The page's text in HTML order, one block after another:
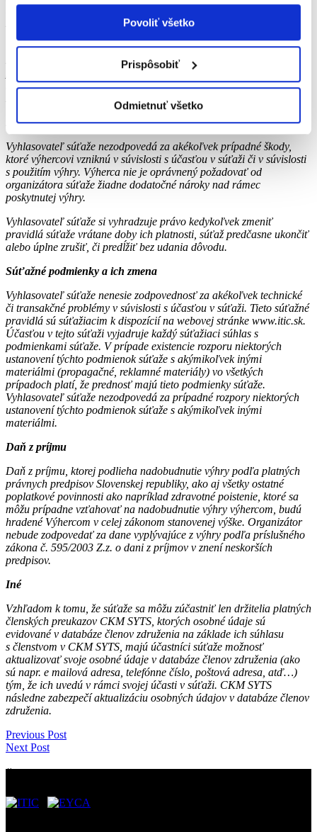
Povoliť všetko
Prispôsobiť
Odmietnuť všetko
ustanovenia § 845 Občianskeho zákonníka (zákon č. 40/1964 Zb. v
znení neskorších predpisov) nemožno vymáhať súdnou cestou.
Výhra je neprenosná a patrí výlučne výhercovi. V prípade
zaniknutia výhry alebo odmietnutia, zaniknutia nároku v dôsledku
porušenia pravidiel, žrebuje zástupca CKM SYTS náhradníka,
ktorému pripadne výhra. Výhercom sa nemôže stať zamestnanec
združenia CKM SYTS ani jeho rodinný príslušník.
Zodpovednosť vyhlasovateľa súťaže
Vyhlasovateľ súťaže nezodpovedá za akékoľvek prípadné škody,
ktoré výhercovi vzniknú v súvislosti s účasťou v súťaži či v súvislosti
s použitím výhry. Výherca nie je oprávnený požadovať od
organizátora súťaže žiadne dodatočné nároky nad rámec
poskytnutej výhry.
Vyhlasovateľ súťaže si vyhradzuje právo kedykoľvek zmeniť
pravidlá súťaže vrátane doby ich platnosti, súťaž predčasne ukončiť
alebo úplne zrušiť, či predĺžiť bez udania dôvodu.
Súťažné podmienky a ich zmena
Vyhlasovateľ súťaže nenesie zodpovednosť za akékoľvek technické
či transakčné problémy v súvislosti s účasťou v súťaži. Tieto súťažné
pravidlá sú súťažiacim k dispozícií na webovej stránke www.itic.sk.
Účasťou v tejto súťaži vyjadruje každý súťažiaci súhlas s
podmienkami súťaže. V prípade existencie rozporu niektorých
ustanovení týchto podmienok súťaže s akýmikoľvek inými
materiálmi (propagačné, reklamné materiály) vo všetkých
prípadoch platí, že prednosť majú tieto podmienky súťaže.
Vyhlasovateľ súťaže nezodpovedá za prípadné rozpory niektorých
ustanovení týchto podmienok súťaže s akýmikoľvek inými
materiálmi.
Daň z príjmu
Daň z príjmu, ktorej podlieha nadobudnutie výhry podľa platných
právnych predpisov Slovenskej republiky, ako aj všetky ostatné
poplatkové povinnosti ako napríklad zdravotné poistenie, ktoré sa
môžu prípadne vzťahovať na nadobudnutie výhry výhercom, budú
hradené Výhercom v celej zákonom stanovenej výške. Organizátor
nebude zodpovedať za dane vyplývajúce z výhry podľa príslušného
zákona č. 595/2003 Z.z. o dani z príjmov v znení neskorších
predpisov.
Iné
Vzhľadom k tomu, že súťaže sa môžu zúčastniť len držitelia platných
členských preukazov CKM SYTS, ktorých osobné údaje sú
evidované v databáze členov združenia na základe ich súhlasu
s členstvom v CKM SYTS, majú účastníci súťaže možnosť
aktualizovať svoje osobné údaje v databáze členov združenia (ako
sú napr. e mailová adresa, telefónne číslo, poštová adresa, atď…)
tým, že ich uvedú v rámci svojej účasti v súťaži. CKM SYTS
následne zabezpečí aktualizáciu osobných údajov v databáze členov
združenia.
Previous Post
Next Post